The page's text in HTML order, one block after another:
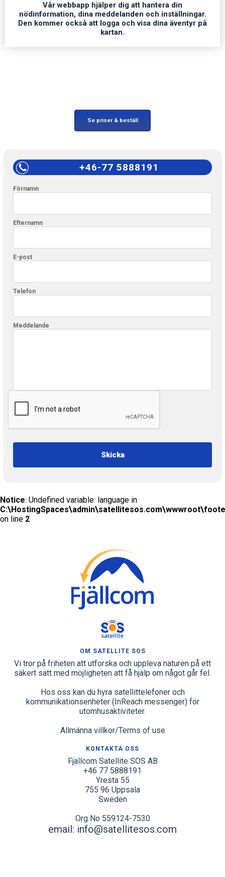
Vår webbapp hjälper dig att hantera din
nödinformation, dina meddelanden och inställningar.
Den kommer också att logga och visa dina äventyr på
kartan.
Se priser & beställ
+46-77 5888191
Förnamn
Efternamn
E-post
Telefon
Meddelande
Skicka
Notice: Undefined variable: language in
on line 2
OM SATELLITE SOS
Vi tror på friheten att utforska och uppleva naturen på ett
säkert sätt med möjligheten att få hjälp om något går fel.
Hos oss kan du hyra satellittelefoner och
kommunikationsenheter (InReach messenger) för
utomhusaktiviteter.
Allmänna villkor/Terms of use
KONTAKTA OSS
Fjällcom Satellite SOS AB
+46 77 5888191
Yresta 55
755 96 Uppsala
Sweden
Org No 559124-7530
email: info@satellitesos.com